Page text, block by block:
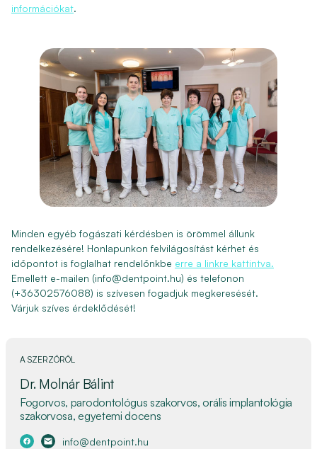
információkat.
Minden egyéb fogászati kérdésben is örömmel állunk
rendelkezésére! Honlapunkon felvilágosítást kérhet és
időpontot is foglalhat rendelőnkbe erre a linkre kattintva.
Emellett e-mailen (info@dentpoint.hu) és telefonon
(+36302576088) is szívesen fogadjuk megkeresését.
Várjuk szíves érdeklődését!
A SZERZŐRŐL
Dr. Molnár Bálint
Fogorvos, parodontológus szakorvos, orális implantológia
szakorvosa, egyetemi docens
info@dentpoint.hu